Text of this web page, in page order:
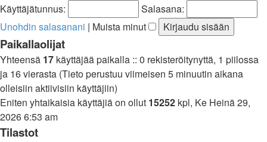
Käyttäjätunnus:
Salasana:
Unohdin salasanani | Muista minut
Paikallaolijat
Yhteensä 17 käyttäjää paikalla :: 0 rekisteröitynyttä, 1 piilossa
ja 16 vierasta (Tieto perustuu viimeisen 5 minuutin aikana
olleisiin aktiivisiin käyttäjiin)
Eniten yhtaikaisia käyttäjiä on ollut 15252 kpl, Ke Heinä 29,
2026 6:53 am
Tilastot